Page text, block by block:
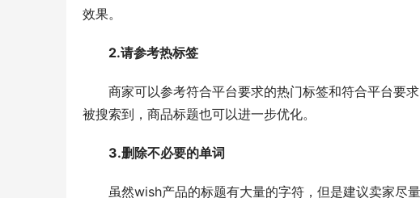
效果。
2.请参考热标签
商家可以参考符合平台要求的热门标签和符合平台要
被搜索到，商品标题也可以进一步优化。
3.删除不必要的单词
虽然wish产品的标题有大量的字符，但是建议卖家尽